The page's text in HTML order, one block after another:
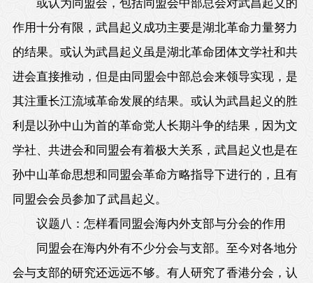
或认为同盟会，包括同盟会中部总会对武昌起义的
作用十分有限，武昌起义成功主要是湖北革命力量努力
的结果。或认为武昌起义虽是湖北革命团体文学社和共
进会直接推动，但是由同盟会中部总会来领导实现，是
其注重长江流域革命发展的结果。或认为武昌起义的胜
利是以孙中山为首的革命党人长期斗争的结果，因为文
学社、共进会和同盟会有着极大关系，武昌起义也是在
孙中山革命思想和同盟会革命方略指导下进行的，且有
同盟会会员参加了武昌起义。
议题八：怎样看同盟会海内外支部与分会的作用
同盟会在海内外有不少分会与支部。至今对各地分
会与支部的研究还远远不够。有人研究了香港分会，认